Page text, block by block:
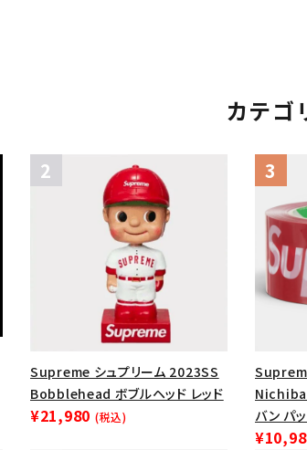
カテゴ
Supreme シュプリーム 2023SS
Bobblehead ボブルヘッド レッド
¥21,980 (税込)
バン パ